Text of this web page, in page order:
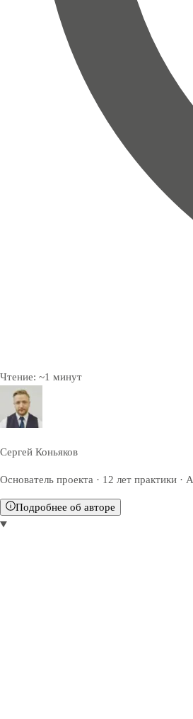
Чтение: ~1 минут
Сергей Коньяков
Основатель проекта · 12 лет практики ·
Подробнее об авторе